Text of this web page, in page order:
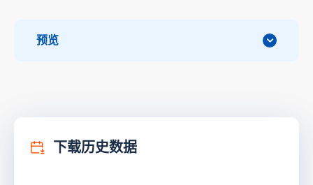
预览
下载历史数据